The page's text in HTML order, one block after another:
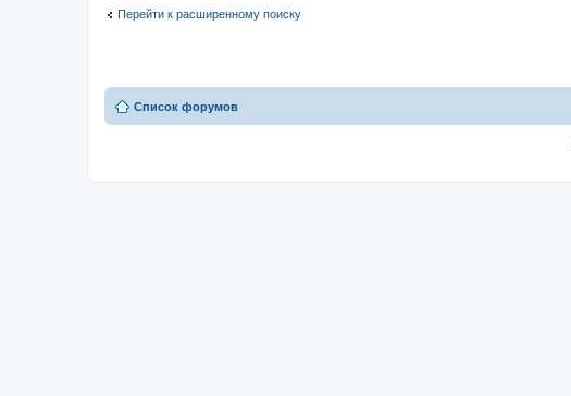
Перейти к расширенному поиску
Список форумов